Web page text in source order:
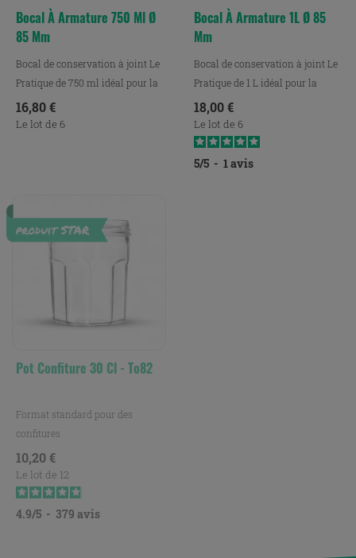
Bocal À Armature 750 Ml Ø
85 Mm
Bocal de conservation à joint Le
Pratique de 750 ml idéal pour la
conservation,...
Prix
16,80 €
Le lot de 6
Bocal À Armature 1L Ø 85
Mm
Bocal de conservation à joint Le
Pratique de 1 L idéal pour la
conservation, le...
Prix
18,00 €
Le lot de 6
5/5 - 1avis
Pot Confiture 30 Cl - To82
Format standard pour des
confitures
Prix
10,20 €
Le lot de 12
4.9/5 - 379 avis